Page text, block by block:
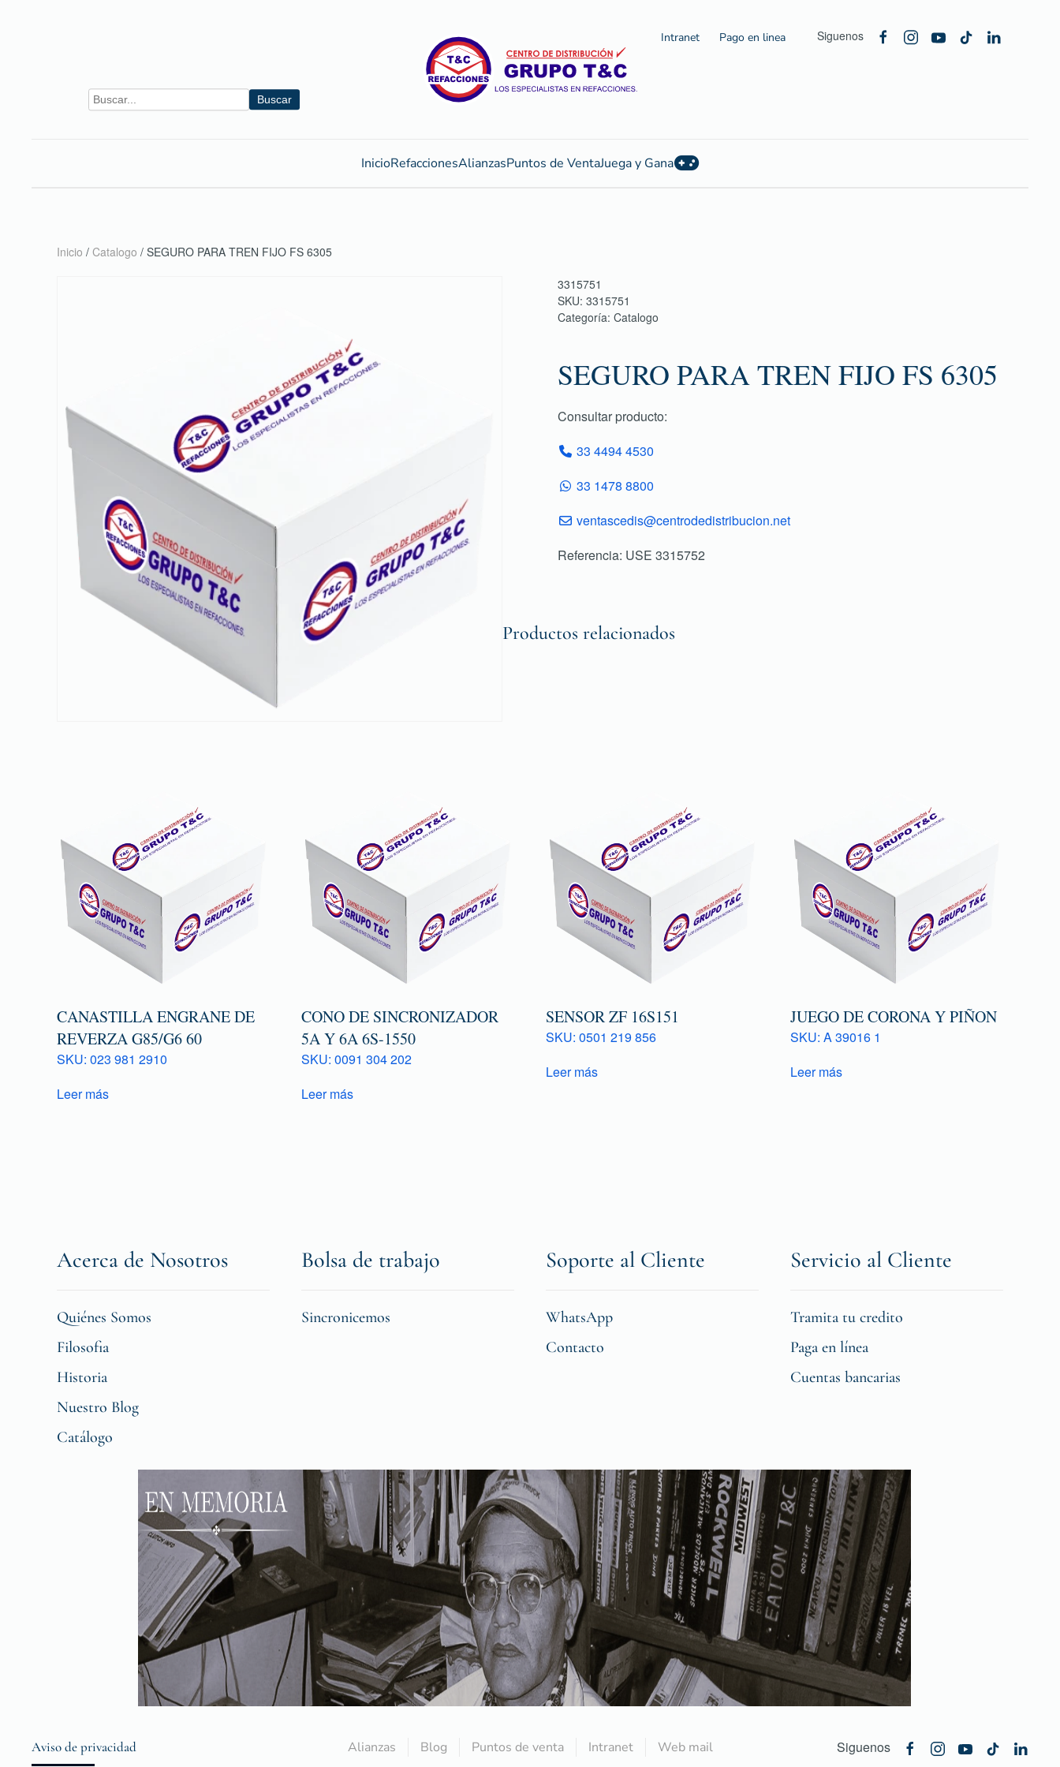
Buscar
Intranet Pago en linea Siguenos
InicioRefaccionesAlianzasPuntos de VentaJuega y Gana
Inicio / Catalogo / SEGURO PARA TREN FIJO FS 6305
3315751
SKU: 3315751
Categoría: Catalogo
SEGURO PARA TREN FIJO FS 6305
Consultar producto:
33 4494 4530
33 1478 8800
ventascedis@centrodedistribucion.net
Referencia: USE 3315752
Productos relacionados
CANASTILLA ENGRANE DE
REVERZA G85/G6 60
SKU: 023 981 2910
Leer más
CONO DE SINCRONIZADOR
5A Y 6A 6S-1550
SKU: 0091 304 202
Leer más
SENSOR ZF 16S151
SKU: 0501 219 856
Leer más
JUEGO DE CORONA Y PIÑON
SKU: A 39016 1
Leer más
Acerca de Nosotros
Quiénes Somos
Filosofia
Historia
Nuestro Blog
Catálogo
Bolsa de trabajo
Sincronicemos
Soporte al Cliente
WhatsApp
Contacto
Servicio al Cliente
Tramita tu credito
Paga en línea
Cuentas bancarias
Aviso de privacidad Alianzas Blog Puntos de venta Intranet Web mail Siguenos